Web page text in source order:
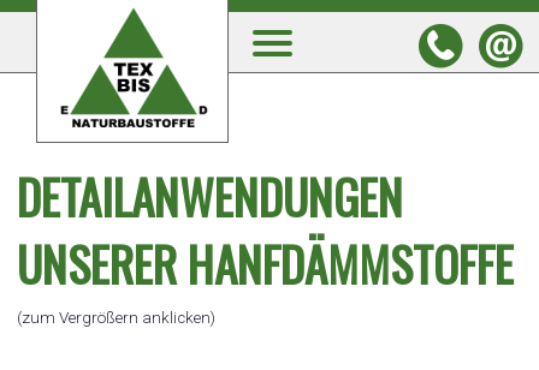
DETAILANWENDUNGEN
UNSERER HANFDÄMMSTOFFE
(zum Vergrößern anklicken)